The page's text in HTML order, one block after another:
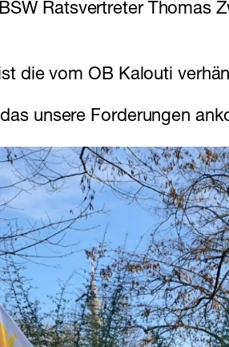
Ratsvertreter Thomas
die vom OB Kalouti
unsere Forderungen